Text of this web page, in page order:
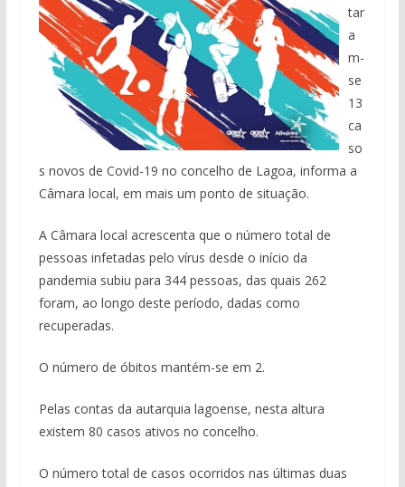
tar
a
m-
se
13
ca
so
s novos de Covid-19 no concelho de Lagoa, informa a
Câmara local, em mais um ponto de situação.
A Câmara local acrescenta que o número total de
pessoas infetadas pelo vírus desde o início da
pandemia subiu para 344 pessoas, das quais 262
foram, ao longo deste período, dadas como
recuperadas.
O número de óbitos mantém-se em 2.
Pelas contas da autarquia lagoense, nesta altura
existem 80 casos ativos no concelho.
O número total de casos ocorridos nas últimas duas